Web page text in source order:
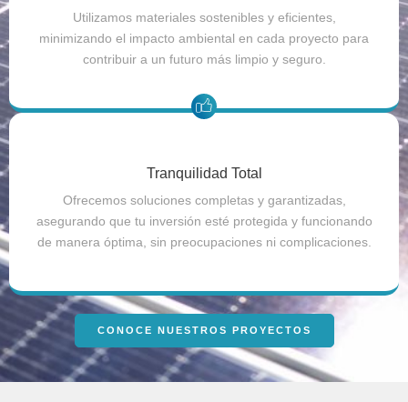
Utilizamos materiales sostenibles y eficientes,
minimizando el impacto ambiental en cada proyecto para
contribuir a un futuro más limpio y seguro.
Tranquilidad Total
Ofrecemos soluciones completas y garantizadas,
asegurando que tu inversión esté protegida y funcionando
de manera óptima, sin preocupaciones ni complicaciones.
CONOCE NUESTROS PROYECTOS